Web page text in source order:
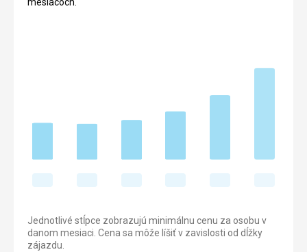
mesiacoch.
Jednotlivé stĺpce zobrazujú minimálnu cenu za osobu v
danom mesiaci. Cena sa môže líšiť v zavislosti od dĺžky
zájazdu.